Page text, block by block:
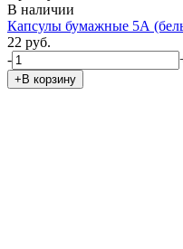
В наличии
Капсулы бумажные 5А
22 руб.
-
+В корзину